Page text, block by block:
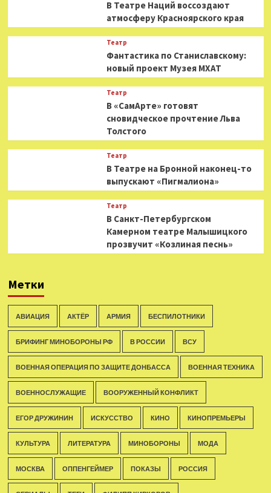
В Театре Наций воссоздают
атмосферу Красноярского края
Театр
Фантастика по Станиславскому:
новый проект Музея МХАТ
Театр
В «СамАрте» готовят
сновидческое прочтение Льва
Толстого
Театр
В Театре на Бронной наконец-то
выпускают «Пигмалиона»
Театр
В Санкт-Петербургском
Камерном театре Малышицкого
прозвучит «Козлиная песнь»
Метки
АВИАЦИЯ АКТЁР АРМИЯ БЕСПИЛОТНИКИ
БРИФИНГ МИНОБОРОНЫ РФ В РОССИИ ВСУ
ВОЕННАЯ ОПЕРАЦИЯ ПО ЗАЩИТЕ ДОНБАССА ВОЕННАЯ ТЕХНИКА
ВОЕННОСЛУЖАЩИЕ ВООРУЖЕННЫЙ КОНФЛИКТ
ЕГОР ДРУЖИНИН ИСКУССТВО КИНО КИНОПРЕМЬЕРЫ
КУЛЬТУРА ЛИТЕРАТУРА МИНОБОРОНЫ МОДА
МОСКВА ОППЕНГЕЙМЕР ПОКАЗЫ РОССИЯ